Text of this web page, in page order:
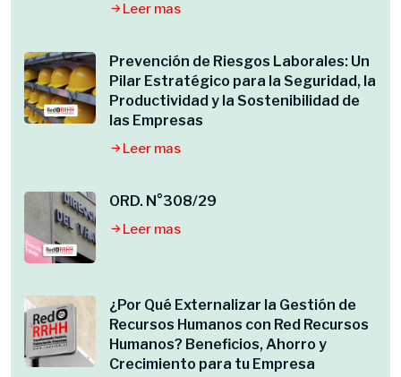
Leer mas
Prevención de Riesgos Laborales: Un
Pilar Estratégico para la Seguridad, la
Productividad y la Sostenibilidad de
las Empresas
Leer mas
ORD. N°308/29
Leer mas
¿Por Qué Externalizar la Gestión de
Recursos Humanos con Red Recursos
Humanos? Beneficios, Ahorro y
Crecimiento para tu Empresa